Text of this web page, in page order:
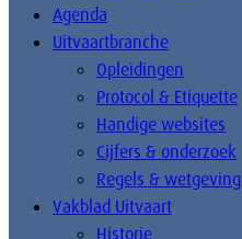
Agenda
Uitvaartbranche
Opleidingen
Protocol & Etiquette
Handige websites
Cijfers & onderzoek
Regels & wetgeving
Vakblad Uitvaart
Historie